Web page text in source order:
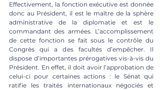
Effectivement, la fonction exécutive est donnée
donc au Président, il est le maître de la sphère
administrative de la diplomatie et est le
commandant des armées. L’accomplissement
de cette fonction se fait sous le contrôle du
Congrès qui a des facultés d’empêcher. Il
dispose d’importantes prérogatives vis-à-vis du
Président. En effet, il doit avoir l’approbation de
celui-ci pour certaines actions : le Sénat qui
ratifie les traités internationaux négociés et